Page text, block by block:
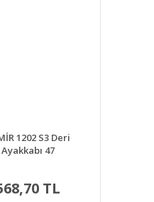
1202 S3 Deri
Ayakkabı 47
TL